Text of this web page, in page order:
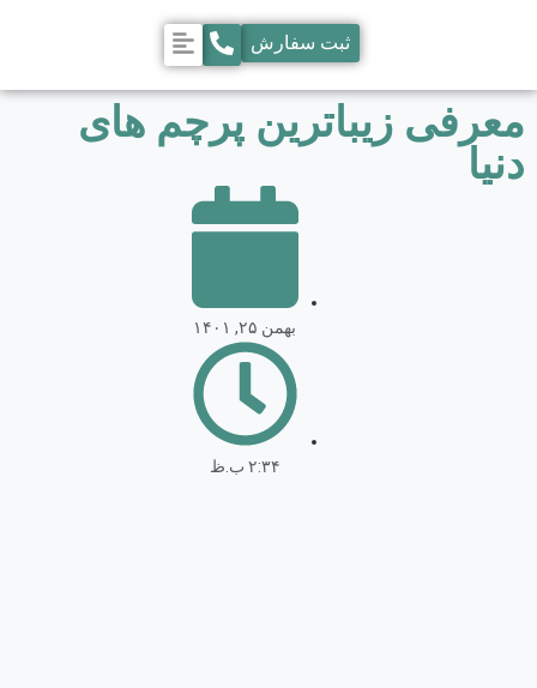
ثبت سفارش
معرفی زیباترین پرچم های
دنیا
بهمن ۲۵, ۱۴۰۱
۲:۳۴ ب.ظ